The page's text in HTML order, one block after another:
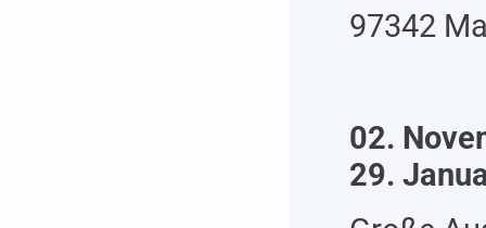
97342
02.
29.